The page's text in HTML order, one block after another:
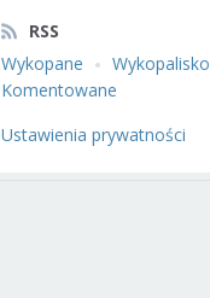
RSS
Wykopane
Wykopalisko
Komentowane
Ustawienia prywatności